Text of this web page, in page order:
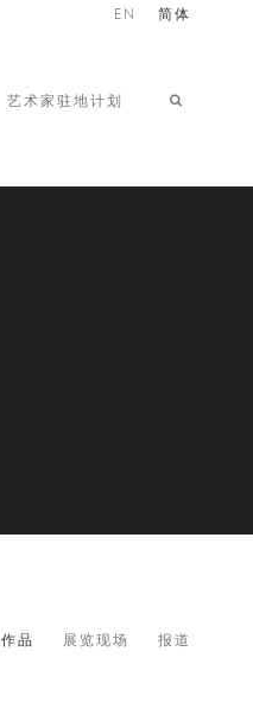
艺术家驻地计划
EN 简体
作品 展览现场 报道